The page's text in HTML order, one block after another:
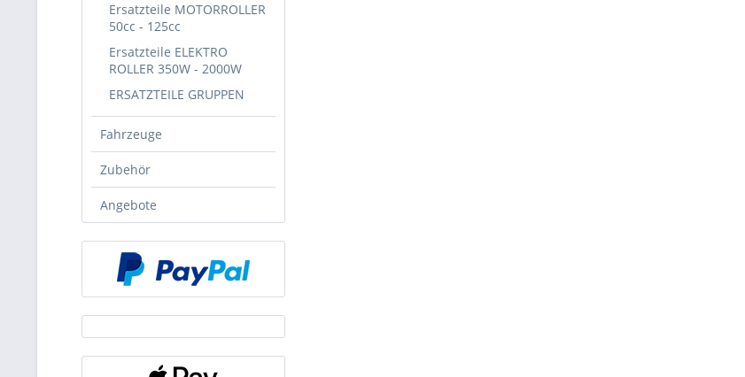
Ersatzteile MOTORROLLER
50cc - 125cc
Ersatzteile ELEKTRO
ROLLER 350W - 2000W
ERSATZTEILE GRUPPEN
Fahrzeuge
Zubehör
Angebote